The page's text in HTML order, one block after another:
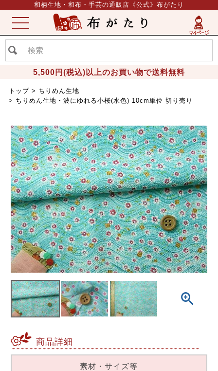
和柄生地・和布・手芸の通販店《公式》布がたり
5,500円(税込)以上のお買い物で送料無料
ME
NU
トップ
ちりめん生地
ちりめん生地・波にゆれる小桜(水色) 10cm単位 切り売り
商品詳細
素材・サイズ等